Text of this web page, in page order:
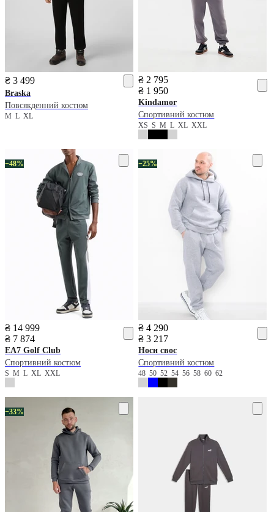
₴ 3 499
Braska
Повсякденний костюм
M L XL
₴ 2 795
₴ 1 950
Kindamor
Спортивний костюм
XSSMLXLXXL
−48%
₴ 14 999
₴ 7 874
EA7 Golf Club
Спортивний костюм
S M L XL XXL
−25%
₴ 4 290
₴ 3 217
Носи своє
Спортивний костюм
4850525456586062
−33%